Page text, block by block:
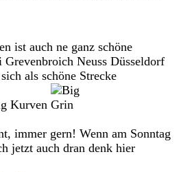
ist auch ne ganz schöne
Neuss Düsseldorf
als schöne Strecke
Kurven
immer gern! Wenn am Sonntag
jetzt auch dran denk hier